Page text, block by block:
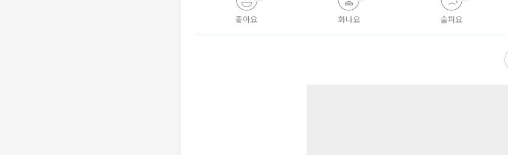
좋아요 화나요 슬퍼요